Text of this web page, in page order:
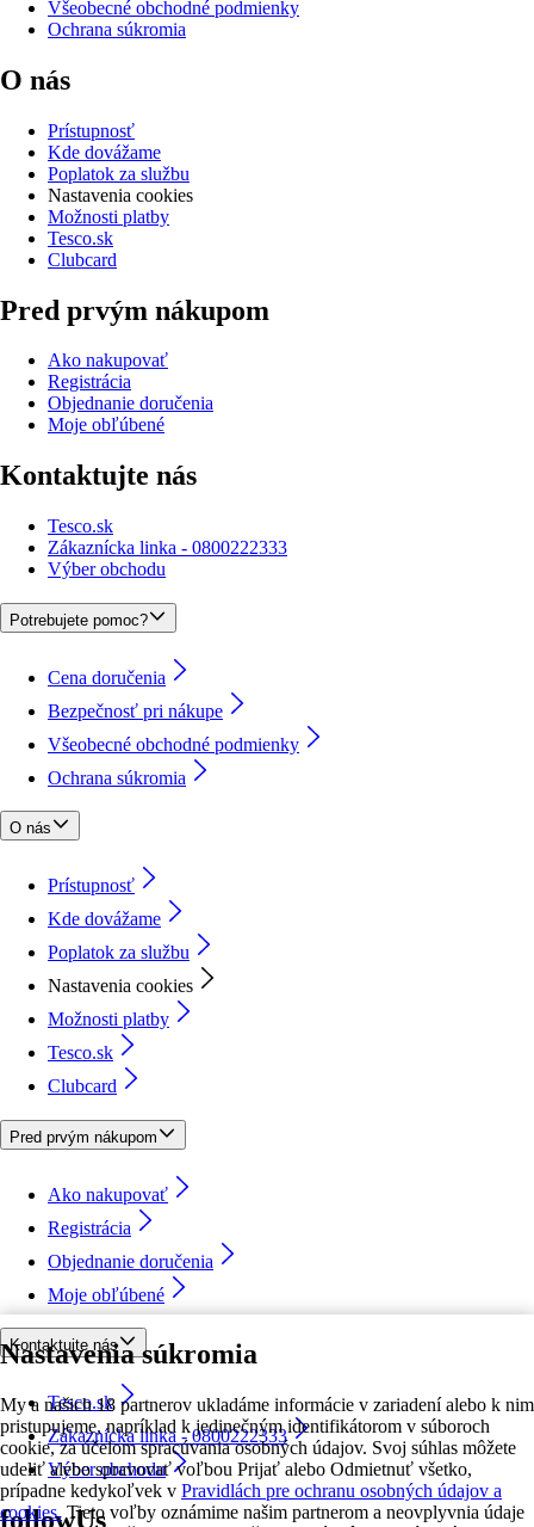
Nastavenia súkromia
My a našich 18 partnerov ukladáme informácie v zariadení alebo k nim
pristupujeme, napríklad k jedinečným identifikátorom v súboroch
cookie, za účelom spracúvania osobných údajov. Svoj súhlas môžete
udeliť alebo spravovať voľbou Prijať alebo Odmietnuť všetko,
prípadne kedykoľvek v Pravidlách pre ochranu osobných údajov a
cookies. Tieto voľby oznámime našim partnerom a neovplyvnia údaje
Všeobecné obchodné podmienky
Ochrana súkromia
O nás
Prístupnosť
Kde dovážame
Poplatok za službu
Nastavenia cookies
Možnosti platby
Tesco.sk
Clubcard
Pred prvým nákupom
Ako nakupovať
Registrácia
Objednanie doručenia
Moje obľúbené
Kontaktujte nás
Tesco.sk
Zákaznícka linka - 0800222333
Výber obchodu
Potrebujete pomoc?
Cena doručenia
Bezpečnosť pri nákupe
Všeobecné obchodné podmienky
Ochrana súkromia
O nás
Prístupnosť
Kde dovážame
Poplatok za službu
Nastavenia cookies
Možnosti platby
Tesco.sk
Clubcard
Pred prvým nákupom
Ako nakupovať
Registrácia
Objednanie doručenia
Moje obľúbené
Kontaktujte nás
Tesco.sk
Zákaznícka linka - 0800222333
Výber obchodu
followUs